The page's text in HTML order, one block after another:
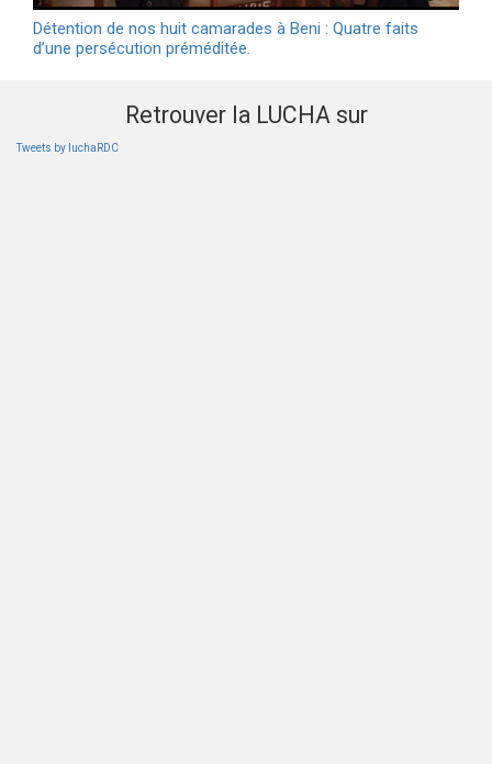
Détention de nos huit camarades à Beni : Quatre faits
d’une persécution préméditée.
Retrouver la LUCHA sur
Tweets by luchaRDC